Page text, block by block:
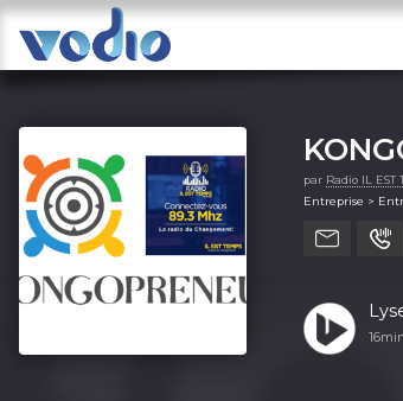
par Radio IL EST
Entreprise >